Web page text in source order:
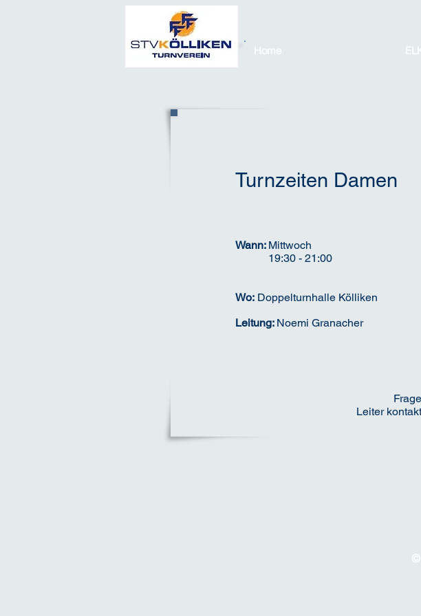
Home
Turnzeiten Damen
Wann: Mittwoch
19:30 - 21:00
Wo: Doppelturnhalle Kölliken
Leitung: Noemi Granacher
Leiter
©